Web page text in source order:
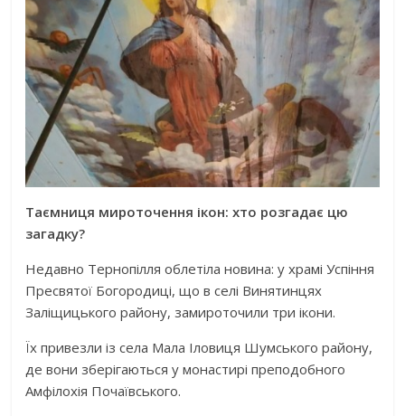
Таємниця мироточення ікон: хто розгадає цю
загадку?
Недавно Тернопілля облетіла новина: у храмі Успіння
Пресвятої Богородиці, що в селі Винятинцях
Заліщицького району, замироточили три ікони.
Їх привезли із села Мала Іловиця Шумського району,
де вони зберігаються у монастирі преподобного
Амфілохія Почаївського.